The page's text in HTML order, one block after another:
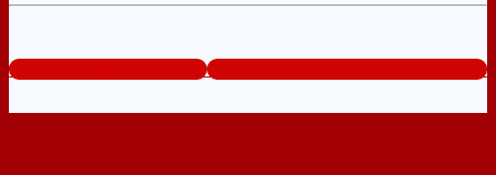
www.cuathephanquoc.com Tổng đài tư vấn miễn phí: 0824.400.400